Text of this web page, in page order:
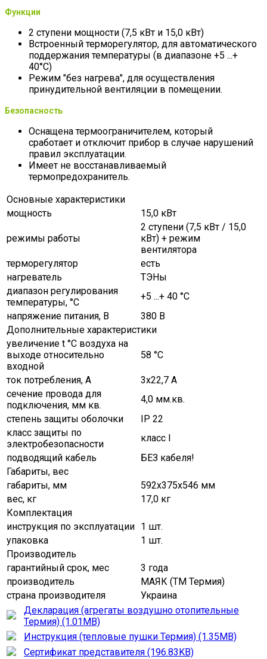
Функции
2 ступени мощности (7,5 кВт и 15,0 кВт)
Встроенный терморегулятор, для автоматического
поддержания температуры (в диапазоне +5 ...+
40°C)
Режим "без нагрева", для осуществления
принудительной вентиляции в помещении.
Безопасность
Оснащена термоограничителем, который
сработает и отключит прибор в случае нарушений
правил эксплуатации.
Имеет не восстанавливаемый
термопредохранитель.
Основные характеристики
мощность
15,0 кВт
режимы работы
2 ступени (7,5 кВт / 15,0
кВт) + режим
вентилятора
терморегулятор
есть
нагреватель
ТЭНы
диапазон регулирования
температуры, °C
+5 ...+ 40 °C
напряжение питания, В
380 В
Дополнительные характеристики
увеличение t °C воздуха на
выходе относительно
входной
58 °C
ток потребления, А
3х22,7 А
сечение провода для
подключения, мм кв.
4,0 мм.кв.
степень защиты оболочки
IP 22
класс защиты по
электробезопасности
класс І
подводящий кабель
БЕЗ кабеля!
Габариты, вес
габариты, мм
592х375х546 мм
вес, кг
17,0 кг
Комплектация
инструкция по эксплуатации 1 шт.
упаковка
1 шт.
Производитель
гарантийный срок, мес
3 года
производитель
МАЯК (ТМ Термия)
страна производителя
Украина
Декларация (агрегаты воздушно отопительные
Термия) (1.01MB)
Инструкция (тепловые пушки Термия) (1.35MB)
Сертификат представителя (196.83KB)